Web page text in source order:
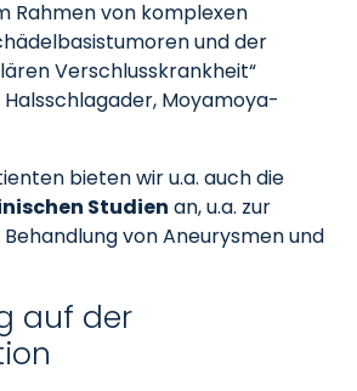
Rahmen von komplexen
und der
Verschlusskrankheit“
Moyamoya-
bieten wir u.a. auch die
Studien an, u.a. zur
von Aneurysmen und
auf der